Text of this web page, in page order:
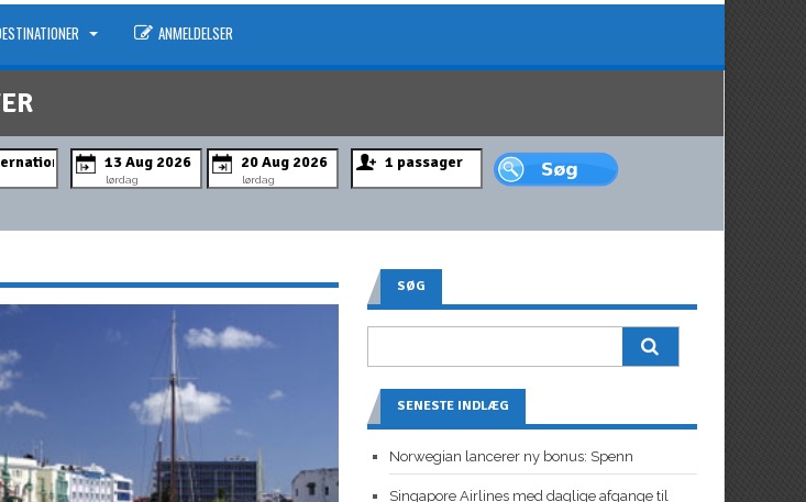
ANMELDELSER
lørdag lørdag
SØG
SENESTE INDLÆG
Norwegian lancerer ny bonus: Spenn
Singapore Airlines med daglige afgange til